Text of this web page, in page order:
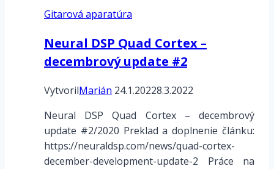
Gitarová aparatúra
Neural DSP Quad Cortex –
decembrový update #2
VytvorilMarián 24.1.20228.3.2022
Neural DSP Quad Cortex – decembrový
update #2/2020 Preklad a doplnenie článku:
https://neuraldsp.com/news/quad-cortex-
december-development-update-2 Práce na